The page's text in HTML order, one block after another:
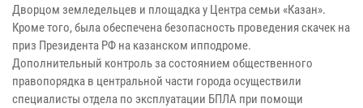
Дворцом земледельцев и площадка у Центра семьи «Казан».
Кроме того, была обеспечена безопасность проведения скачек на
приз Президента РФ на казанском ипподроме.
Дополнительный контроль за состоянием общественного
правопорядка в центральной части города осуществили
специалисты отдела по эксплуатации БПЛА при помощи